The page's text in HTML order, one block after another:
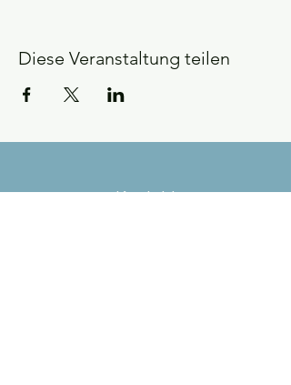
Diese Veranstaltung teilen
Kontakt